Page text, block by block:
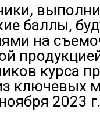
баллы,
на
курса
ключевых
2023